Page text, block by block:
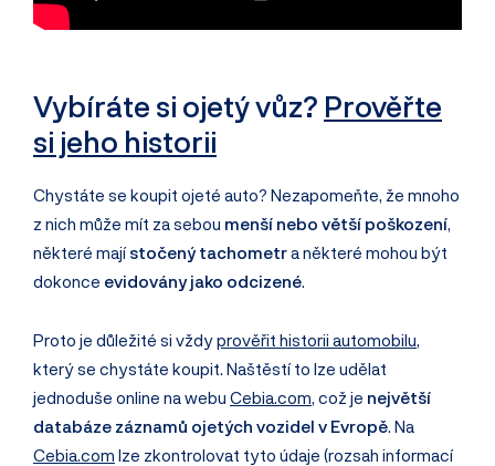
Vybíráte si ojetý vůz? Prověřte
si jeho historii
Chystáte se koupit ojeté auto? Nezapomeňte, že mnoho
z nich může mít za sebou menší nebo větší poškození,
některé majístočený tachometra některé mohou být
dokonce evidovány jako odcizené.
Proto je důležité si vždyprověřit historii automobilu
který se chystáte koupit. Naštěstí to lze udělat
jednoduše online na webu Cebia.com , což je největší
databáze záznamů ojetých vozidel v Evropě . Na
Cebia.com lze zkontrolovat tyto údaje (rozsah informací